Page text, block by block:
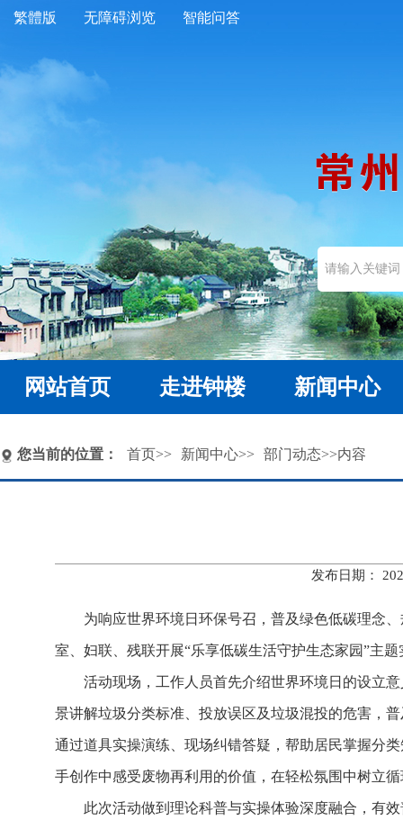
繁體版 无障碍浏览 智能问答
网站首页 走进钟楼 新闻中心
您当前的位置： 首页>> 新闻中心>> 部门动态>>内容
发布日期：
为响应世界环境日环保号召，普及绿色低碳理念
室、妇联、残联开展“乐享低碳生活守护生态家园”主
活动现场，工作人员首先介绍世界环境日的设立
景讲解垃圾分类标准、投放误区及垃圾混投的危害，
通过道具实操演练、现场纠错答疑，帮助居民掌握分
手创作中感受废物再利用的价值，在轻松氛围中树立
此次活动做到理论科普与实操体验深度融合，有